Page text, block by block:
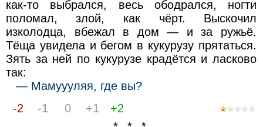
как-то выбрался, весь ободрался, ногти
поломал, злой, как чёрт. Выскочил
изколодца, вбежал в дом — и за ружьё.
Тёща увидела и бегом в кукурузу прятаться.
Зять за ней по кукурузе крадётся и ласково
так:
— Мамуууляя, где вы?
-2
-1 0 +1
+2